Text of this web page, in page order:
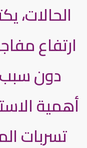
الحالات،
ارتفاع
دون سبب
أهمية
تسربات